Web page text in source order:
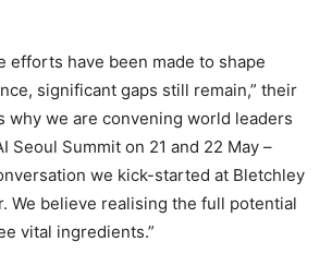
efforts have been made to shape
significant gaps still remain,” their
why we are convening world leaders
Seoul Summit on 21 and 22 May –
we kick-started at Bletchley
We believe realising the full potential
vital ingredients.”